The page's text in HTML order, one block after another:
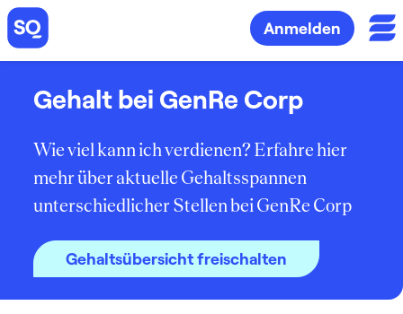
Anmelden
Gehalt bei GenRe Corp
Wie viel kann ich verdienen? Erfahre hier
mehr über aktuelle Gehaltsspannen
unterschiedlicher Stellen bei GenRe Corp
Gehaltsübersicht freischalten